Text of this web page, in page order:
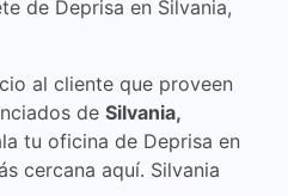
de Deprisa en Silvania,
al cliente que proveen
de Silvania,
tu oficina de Deprisa en
cercana aquí. Silvania